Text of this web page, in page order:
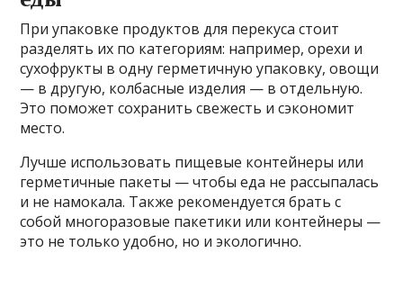
При упаковке продуктов для перекуса стоит
разделять их по категориям: например, орехи и
сухофрукты в одну герметичную упаковку, овощи
— в другую, колбасные изделия — в отдельную.
Это поможет сохранить свежесть и сэкономит
место.
Лучше использовать пищевые контейнеры или
герметичные пакеты — чтобы еда не рассыпалась
и не намокала. Также рекомендуется брать с
собой многоразовые пакетики или контейнеры —
это не только удобно, но и экологично.